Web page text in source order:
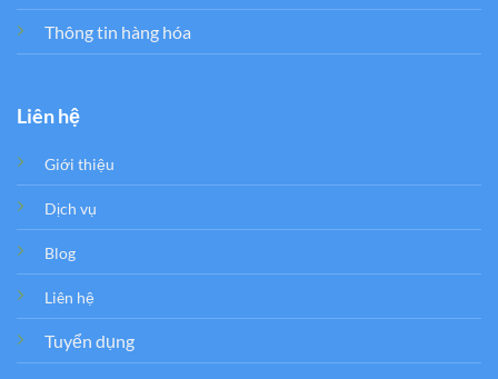
Thông tin hàng hóa
Liên hệ
Giới thiệu
Dịch vụ
Blog
Liên hệ
Tuyển dụng